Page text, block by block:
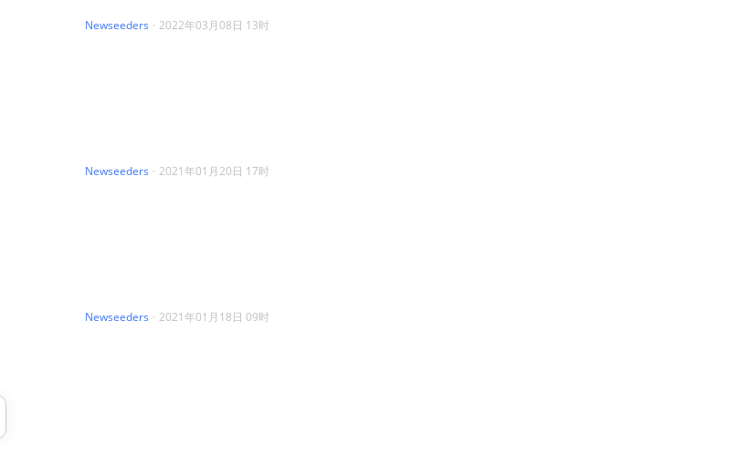
Newseeders · 2022年03月08日 13时
Newseeders · 2021年01月20日 17时
Newseeders · 2021年01月18日 09时